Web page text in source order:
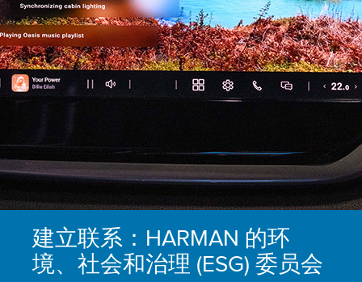
建立联系：HARMAN 的环
境、社会和治理 (ESG) 委员会